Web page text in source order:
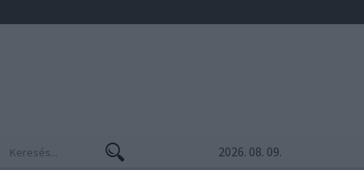
2026. 08. 09.